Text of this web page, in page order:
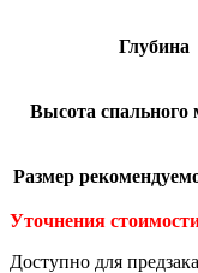
Глубина
Высота спального
Размер
Уточнения
Доступно для